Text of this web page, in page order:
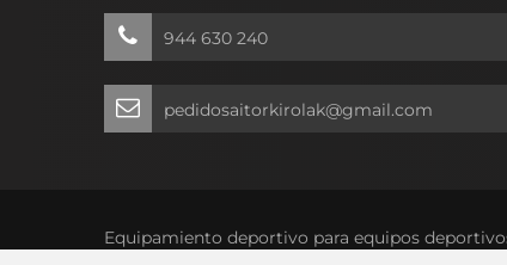
944 630 240
pedidosaitorkirolak@gmail.com
Equipamiento deportivo para equipos